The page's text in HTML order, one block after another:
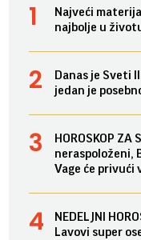
Najveći
najbolje u
Danas je Sveti
jedan je
HOROSKOP ZA
neraspoloženi,
Vage će privući
NEDELJNI
Lavovi super